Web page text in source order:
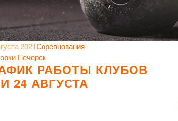
2021Соревнования
Печерск
РАБОТЫ КЛУБОВ
24 АВГУСТА